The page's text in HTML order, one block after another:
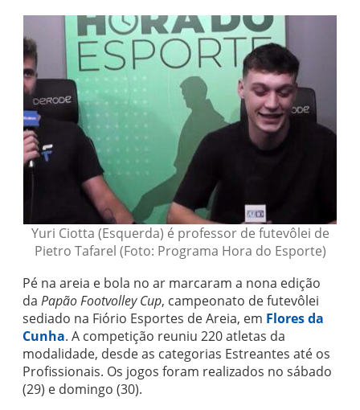
Yuri Ciotta (Esquerda) é professor de futevôlei de
Pietro Tafarel (Foto: Programa Hora do Esporte)
Pé na areia e bola no ar marcaram a nona edição
da Papão Footvolley Cup, campeonato de futevôlei
sediado na Fiório Esportes de Areia, em Flores da
Cunha. A competição reuniu 220 atletas da
modalidade, desde as categorias Estreantes até os
Profissionais. Os jogos foram realizados no sábado
(29) e domingo (30).